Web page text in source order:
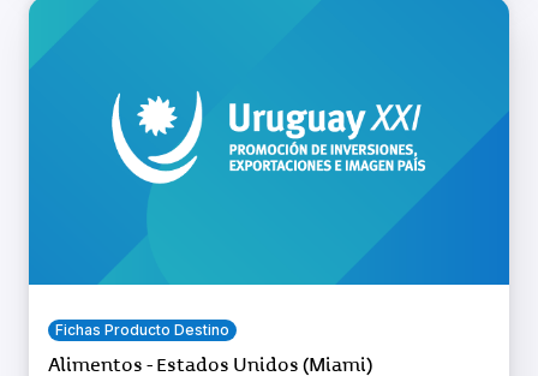
Fichas Producto Destino
Alimentos - Estados Unidos (Miami)